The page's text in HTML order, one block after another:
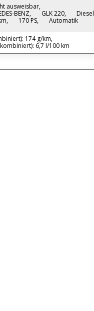
ausweisbar,
BENZ,
GLK 220,
170 PS, Automatik
174 g/km,
6,7 l/100 km